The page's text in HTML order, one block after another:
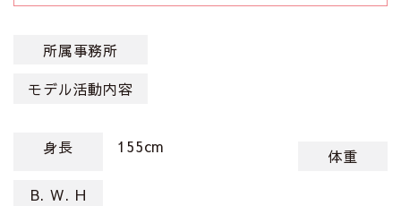
所属事務所
モデル活動内容
身長 155cm
体重
B. W. H